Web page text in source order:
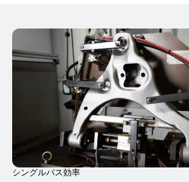
シングルパス効率